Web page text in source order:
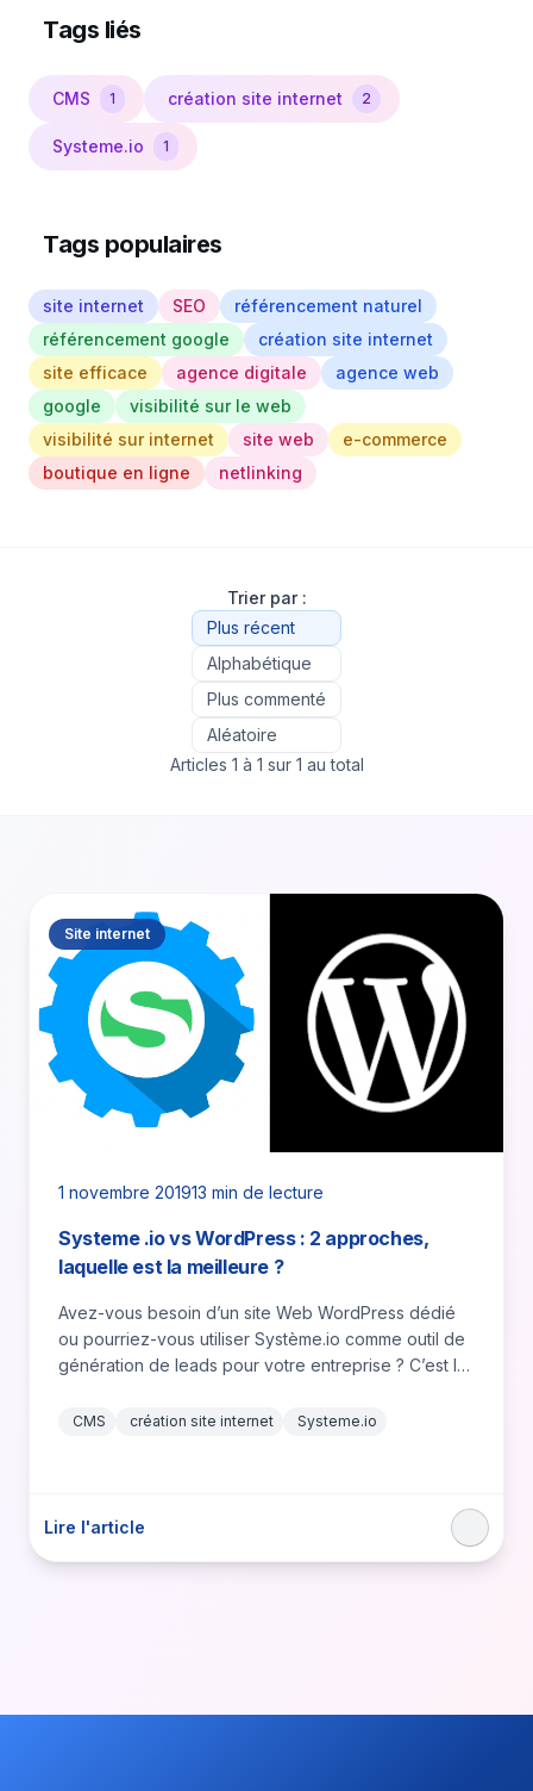
Tags liés
CMS 1 création site internet 2
Systeme.io 1
Tags populaires
site internet SEO
référencement naturel
référencement google
création site internet
site efficace
agence digitale
agence web
google
visibilité sur le web
visibilité sur internet
site web
e-commerce
boutique en ligne
netlinking
Trier par :
Plus récent
Alphabétique
Plus commenté
Aléatoire
Articles 1 à 1 sur 1 au total
Site internet
1 novembre 201913 min de lecture
Systeme .io vs WordPress : 2 approches,
laquelle est la meilleure ?
Avez-vous besoin d’un site Web WordPress dédié
ou pourriez-vous utiliser Système.io comme outil de
génération de leads pour votre entreprise ? C’est la
CMS création site internet Systeme.io
Lire l'article